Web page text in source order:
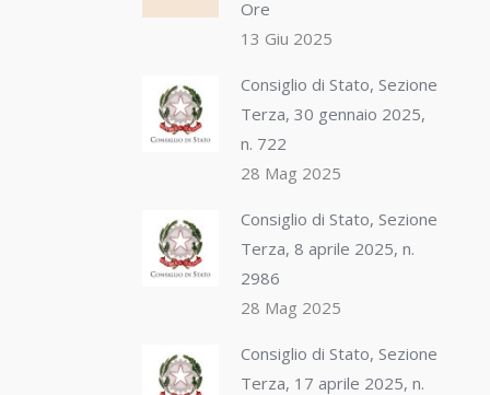
Ore
13 Giu 2025
Consiglio di Stato, Sezione
Terza, 30 gennaio 2025,
n. 722
28 Mag 2025
Consiglio di Stato, Sezione
Terza, 8 aprile 2025, n.
2986
28 Mag 2025
Consiglio di Stato, Sezione
Terza, 17 aprile 2025, n.